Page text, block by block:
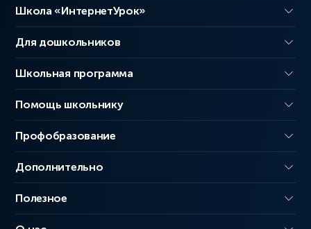
Школа «ИнтернетУрок»
Для дошкольников
Школьная программа
Помощь школьнику
Профобразование
Дополнительно
Полезное